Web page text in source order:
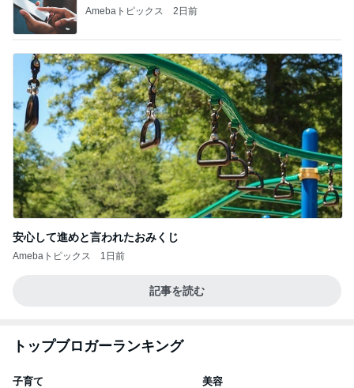
Amebaトピックス 2日前
安心して進めと言われたおみくじ
Amebaトピックス 1日前
記事を読む
トップブロガーランキング
子育て 美容